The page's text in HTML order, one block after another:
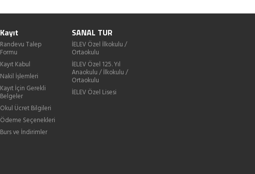
Kayıt
Randevu Talep
Formu
Kayıt Kabul
Nakil İşlemleri
Kayıt İçin Gerekli
Belgeler
Okul Ücret Bilgileri
Ödeme Seçenekleri
Burs ve İndirimler
SANAL TUR
İELEV Özel İlkokulu /
Ortaokulu
İELEV Özel 125. Yıl
Anaokulu / İlkokulu /
Ortaokulu
İELEV Özel Lisesi